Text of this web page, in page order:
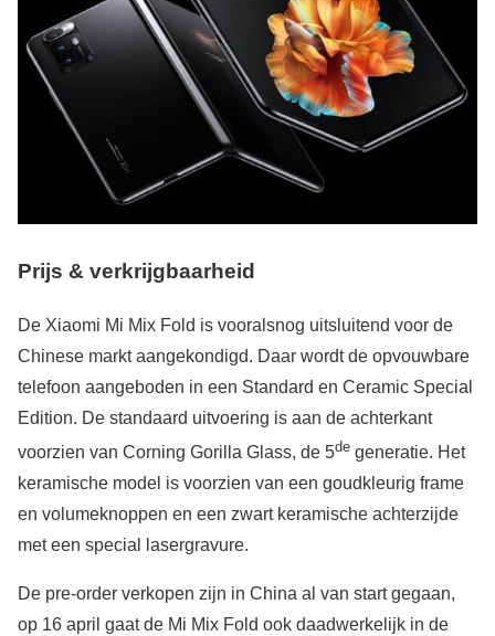
Prijs & verkrijgbaarheid
De Xiaomi Mi Mix Fold is vooralsnog uitsluitend voor de
Chinese markt aangekondigd. Daar wordt de opvouwbare
telefoon aangeboden in een Standard en Ceramic Special
Edition. De standaard uitvoering is aan de achterkant
voorzien van Corning Gorilla Glass, de 5de generatie. Het
keramische model is voorzien van een goudkleurig frame
en volumeknoppen en een zwart keramische achterzijde
met een special lasergravure.
De pre-order verkopen zijn in China al van start gegaan,
op 16 april gaat de Mi Mix Fold ook daadwerkelijk in de